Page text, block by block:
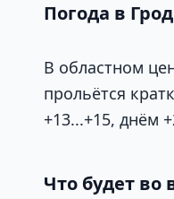
Погода в
В областном
прольётся
+13...+15, днём
Что будет во